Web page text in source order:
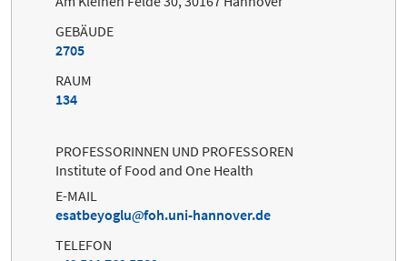
GEBÄUDE
2705
RAUM
134
PROFESSORINNEN UND PROFESSOREN
Institute of Food and One Health
E-MAIL
esatbeyoglu
foh.uni-hannover.de
TELEFON